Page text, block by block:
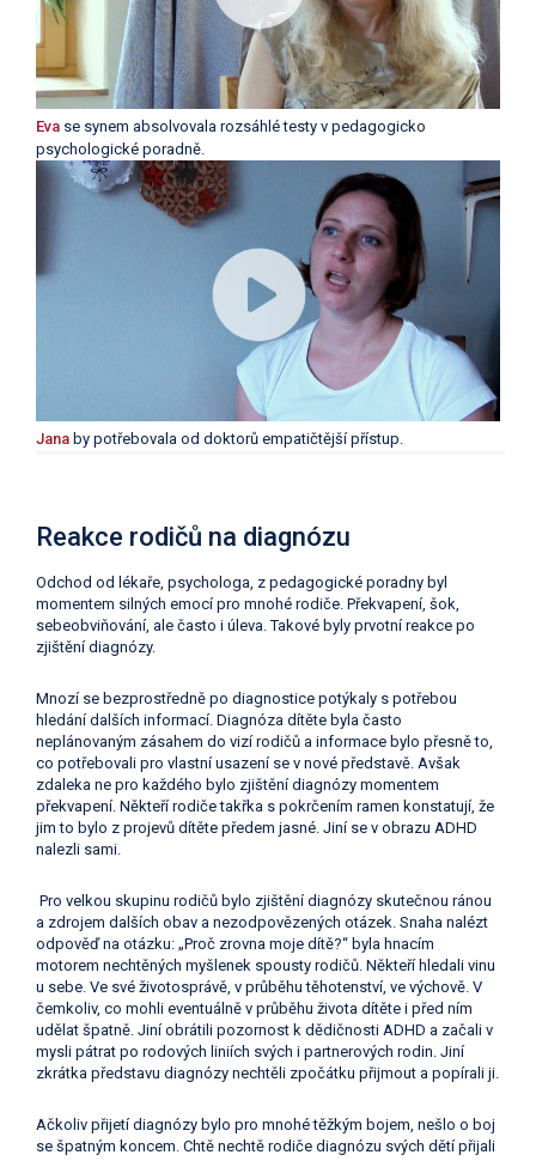
Eva se synem absolvovala rozsáhlé testy v pedagogicko
psychologické poradně.
Jana by potřebovala od doktorů empatičtější přístup.
Reakce rodičů na diagnózu
Odchod od lékaře, psychologa, z pedagogické poradny byl
momentem silných emocí pro mnohé rodiče. Překvapení, šok,
sebeobviňování, ale často i úleva. Takové byly prvotní reakce po
zjištění diagnózy.
Mnozí se bezprostředně po diagnostice potýkaly s potřebou
hledání dalších informací. Diagnóza dítěte byla často
neplánovaným zásahem do vizí rodičů a informace bylo přesně to,
co potřebovali pro vlastní usazení se v nové představě. Avšak
zdaleka ne pro každého bylo zjištění diagnózy momentem
překvapení. Někteří rodiče takřka s pokrčením ramen konstatují, že
jim to bylo z projevů dítěte předem jasné. Jiní se v obrazu ADHD
nalezli sami.
Pro velkou skupinu rodičů bylo zjištění diagnózy skutečnou ránou
a zdrojem dalších obav a nezodpovězených otázek. Snaha nalézt
odpověď na otázku: „Proč zrovna moje dítě?“ byla hnacím
motorem nechtěných myšlenek spousty rodičů. Někteří hledali vinu
u sebe. Ve své životosprávě, v průběhu těhotenství, ve výchově. V
čemkoliv, co mohli eventuálně v průběhu života dítěte i před ním
udělat špatně. Jiní obrátili pozornost k dědičnosti ADHD a začali v
mysli pátrat po rodových liniích svých i partnerových rodin. Jiní
zkrátka představu diagnózy nechtěli zpočátku přijmout a popírali ji.
Ačkoliv přijetí diagnózy bylo pro mnohé těžkým bojem, nešlo o boj
se špatným koncem. Chtě nechtě rodiče diagnózu svých dětí přijali